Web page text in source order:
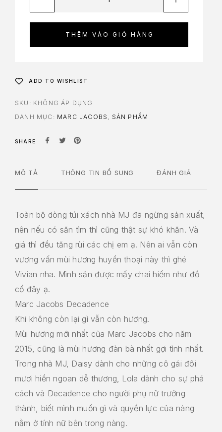
THÊM VÀO GIỎ HÀNG
ADD TO WISHLIST
SKU: KHÔNG ÁP DỤNG
DANH MỤC: MARC JACOBS SẢN PHẨM
SHARE
MÔ TẢ THÔNG TIN BỔ SUNG ĐÁNH GIÁ
Toàn bộ dòng túi xách nhà MJ đã ngừng sản xuất,
nên nếu có săn tìm thì cũng thật sự khó khăn. Và
giá thì đều tăng rùi các chị em ạ. Nên ai vẫn còn
vương vấn mùi hương huyền thoại này thì ghé
Vivian nha. Mình săn được mấy chai hiếm như đồ
cổ đây ạ.
Marc Jacobs Decadence
Khi không còn lại gì vẫn còn hương.
Mùi hương mới nhất của Marc Jacobs cho năm
2015, cũng là mùi hương đàn bà nhất gợi tình nhất.
Trong nhà MJ, Daisy dành cho những cô gái đôi
mươi hiền ngoan dễ thương, Lola dành cho sự phá
cách và Decadence cho người phụ nữ trưởng
thành, biết mình muốn gì và quyền lực của nàng
nằm ở tính nữ bên trong nàng.